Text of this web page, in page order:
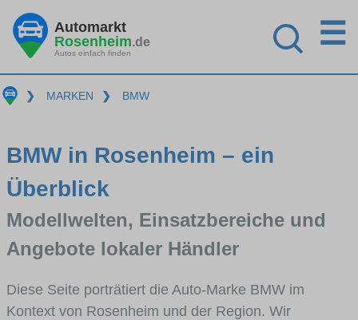
Automarkt
Rosenheim.de
Autos einfach finden
☰
❯ MARKEN ❯ BMW
BMW in Rosenheim – ein
Überblick
Modellwelten, Einsatzbereiche und
Angebote lokaler Händler
Diese Seite porträtiert die Auto-Marke BMW im
Kontext von Rosenheim und der Region. Wir